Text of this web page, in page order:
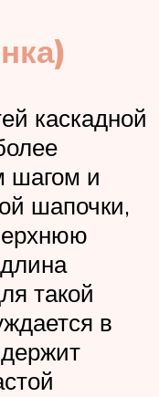
каскадной
шагом и
шапочки,
такой
в